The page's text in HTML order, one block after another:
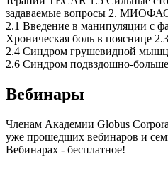
задаваемые вопросы 2.
2.1 Введение в манипуляции с
Хроническая боль в пояснице
2.4 Синдром грушевидной
2.6 Синдром подвздошно-
Вебинары
Членам Академии Globus
уже прошедших вебинаров и
Вебинарах - бесплатное!